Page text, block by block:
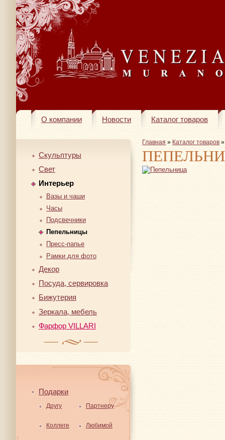
О компании Новости Каталог товаров
Скульптуры
Свет
Интерьер
Вазы и чаши
Часы
Подсвечники
Пепельницы
Пресс-папье
Рамки для фото
Декор
Посуда, сервировка
Бижутерия
Зеркала, мебель
Фарфор VILLARI
Подарки
Другу Партнеру
Коллеге Любимой
Главная » Каталог товаров